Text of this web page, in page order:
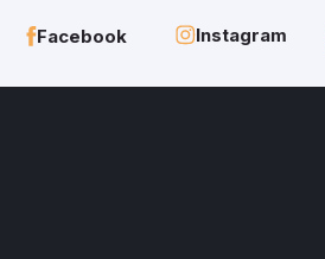
Facebook Instagram